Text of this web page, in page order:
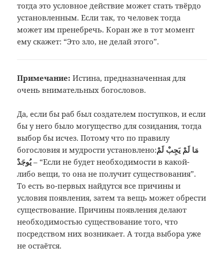
тогда это условное действие может стать твёрдо
установленным. Если так, то человек тогда
может им пренебречь. Коран же в тот момент
ему скажет: “Это зло, не делай этого”.
Примечание: Истина, предназначенная для
оченьвнимательных богословов.
Да, если бы раб был создателем поступков, и если
бы у него было могущество для созидания, тогда
выбор бы исчез. Потому что по правилу
богословия и мудрости установлено:مَا لَمْ يَجِبْ لَمْ
يُوجَدْ– “Если не будет необходимости в какой-
либо вещи, то она не получит существования”.
То есть во-первых найдутся все причины и
условия появления, затем та вещь может обрести
существование. Причины появления делают
необходимостью существование того, что
посредством них возникает. А тогда выбора уже
не остаётся.